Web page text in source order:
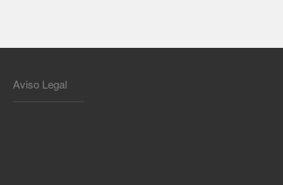
Aviso Legal